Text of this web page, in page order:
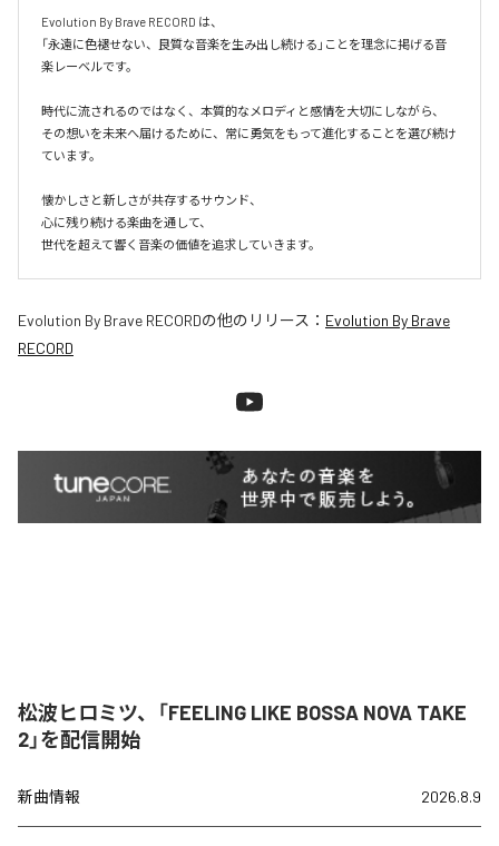
Evolution By Brave RECORD は、
「永遠に色褪せない、良質な音楽を生み出し続ける」ことを理念に掲げる音
楽レーベルです。
時代に流されるのではなく、本質的なメロディと感情を大切にしながら、
その想いを未来へ届けるために、常に勇気をもって進化することを選び続け
ています。
懐かしさと新しさが共存するサウンド、
心に残り続ける楽曲を通して、
世代を超えて響く音楽の価値を追求していきます。
Evolution By Brave RECORDの他のリリース： Evolution By Brave
RECORD
松波ヒロミツ、「FEELING LIKE BOSSA NOVA TAKE
2」を配信開始
新曲情報 2026.8.9